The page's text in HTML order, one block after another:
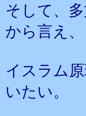
そして、
から言え、
イスラム
いたい。